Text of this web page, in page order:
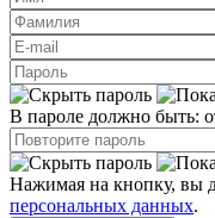
В пароле должно быть:
Нажимая на кнопку, вы
персональных данных.